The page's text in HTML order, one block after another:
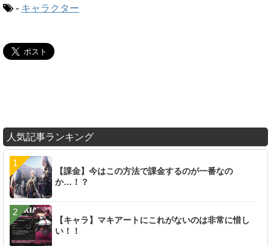
- キャラクター
人気記事ランキング
【課金】今はこの方法で課金するのが一番なの
か…！？
【キャラ】マキアートにこれがないのは非常に惜し
い！！